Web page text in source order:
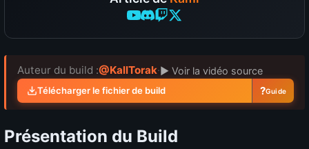
Auteur du build :@KallTorak·▶ Voir la vidéo source
Télécharger le fichier de build ?Guide
Présentation du Build